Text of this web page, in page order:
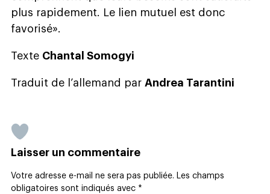
plus rapidement. Le lien mutuel est donc
favorisé».
Texte Chantal Somogyi
Traduit de l’allemand par Andrea Tarantini
Laisser un commentaire
Votre adresse e-mail ne sera pas publiée. Les champs
obligatoires sont indiqués avec *